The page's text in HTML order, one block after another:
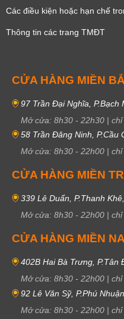
Các điều kiện hoặc hạn chế
Thông tin các trang TMĐT
CỬA HÀNG MIỀN
97 Trần Đại Nghĩa, P.Bạch
Mở cửa: 8h30 - 22h30 |
58 Trần Đăng Ninh, P.Cầu
Mở cửa: 8h30 - 22h00 |
CỬA HÀNG MIỀN
339 Lê Duẩn, P.Thanh
Mở cửa: 8h30 - 22h00 |
CỬA HÀNG MIỀN
402B Hai Bà Trưng, P.Tân
Mở cửa: 8h30 - 22h00 |
92 Lê Văn Sỹ, P.Phú
Mở cửa: 8h30 - 22h00 |